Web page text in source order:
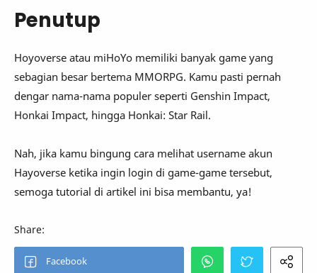
Penutup
Hoyoverse atau miHoYo memiliki banyak game yang
sebagian besar bertema MMORPG. Kamu pasti pernah
dengar nama-nama populer seperti Genshin Impact,
Honkai Impact, hingga Honkai: Star Rail.
Nah, jika kamu bingung cara melihat username akun
Hayoverse ketika ingin login di game-game tersebut,
semoga tutorial di artikel ini bisa membantu, ya!